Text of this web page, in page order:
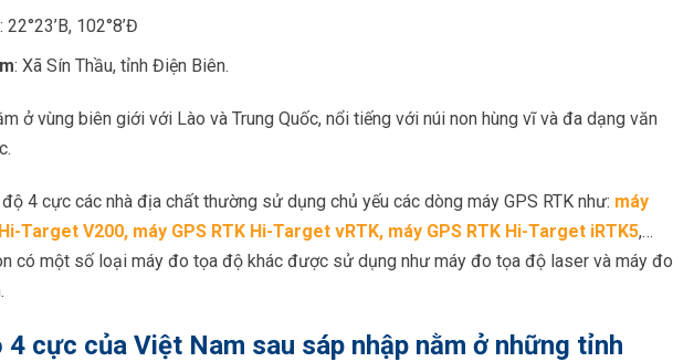
: 22°23’B, 102°8’Đ
: Xã Sín Thầu, tỉnh Điện Biên.
ở vùng biên giới với Lào và Trung Quốc, nổi tiếng với núi non hùng vĩ và đa dạng văn
4 cực các nhà địa chất thường sử dụng chủ yếu các dòng máy GPS RTK như: máy
Target V200, máy GPS RTK Hi-Target vRTK, máy GPS RTK Hi-Target iRTK5,…
có một số loại máy đo tọa độ khác được sử dụng như máy đo tọa độ laser và máy đo
4 cực của Việt Nam sau sáp nhập nằm ở những tỉnh